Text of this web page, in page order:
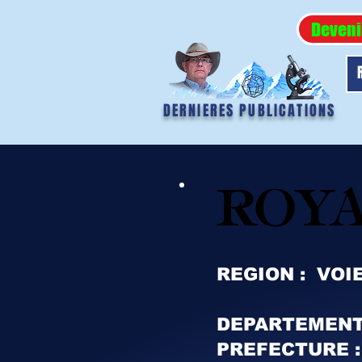
DERNIERES PUBLICATIONS
REGION :
PREFECTURE